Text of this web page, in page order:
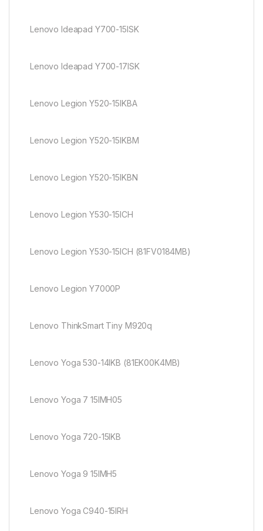
Lenovo Ideapad Y700-15ISK
Lenovo Ideapad Y700-17ISK
Lenovo Legion Y520-15IKBA
Lenovo Legion Y520-15IKBM
Lenovo Legion Y520-15IKBN
Lenovo Legion Y530-15ICH
Lenovo Legion Y530-15ICH (81FV0184MB)
Lenovo Legion Y7000P
Lenovo ThinkSmart Tiny M920q
Lenovo Yoga 530-14IKB (81EK00K4MB)
Lenovo Yoga 7 15IMH05
Lenovo Yoga 720-15IKB
Lenovo Yoga 9 15IMH5
Lenovo Yoga C940-15IRH